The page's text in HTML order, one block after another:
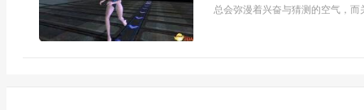
总会弥漫着兴奋与猜测的空气，而